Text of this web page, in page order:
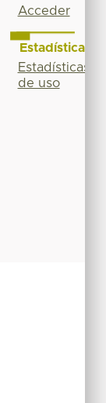
Acceder
Estadísticas
Estadísticas
de uso